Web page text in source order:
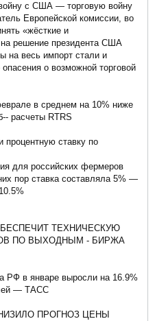
войну с США — торговую войну
Европейской комиссии, во
«жёсткие и
решение президента США
на весь импорт стали и
о возможной торговой
в среднем на 10% ниже
расчеты RTRS
ставку по
для российских фермеров
пор ставка составляла 5% —
ТЕХНИЧЕСКУЮ
ПО ВЫХОДНЫМ - БИРЖА
РФ в январе выросли на 16.9%
— ТАСС
ПРОГНОЗ ЦЕНЫ